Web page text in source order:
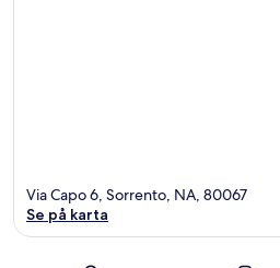
Via Capo 6, Sorrento, NA, 80067
Se på karta